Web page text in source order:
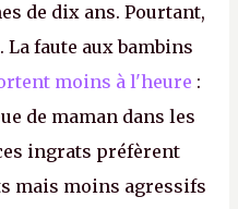
de dix ans. Pourtant,
faute aux bambins
moins à l'heure :
de maman dans les
ingrats préfèrent
mais moins agressifs